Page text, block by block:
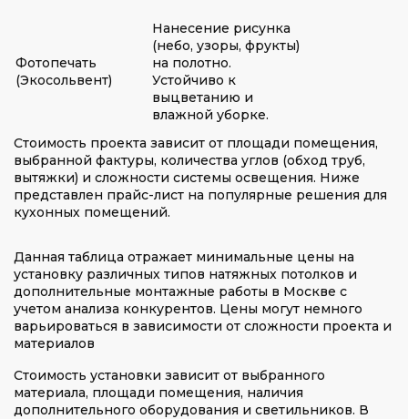
Фотопечать
(Экосольвент)
Нанесение рисунка
(небо, узоры, фрукты)
на полотно.
Устойчиво к
выцветанию и
влажной уборке.
Стоимость проекта зависит от площади помещения,
выбранной фактуры, количества углов (обход труб,
вытяжки) и сложности системы освещения. Ниже
представлен прайс-лист на популярные решения для
кухонных помещений.
Данная таблица отражает минимальные цены на
установку различных типов натяжных потолков и
дополнительные монтажные работы в Москве с
учетом анализа конкурентов. Цены могут немного
варьироваться в зависимости от сложности проекта и
материалов
Стоимость установки зависит от выбранного
материала, площади помещения, наличия
дополнительного оборудования и светильников. В